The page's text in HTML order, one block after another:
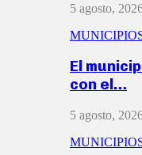
5 agosto,
El
con el…
5 agosto,